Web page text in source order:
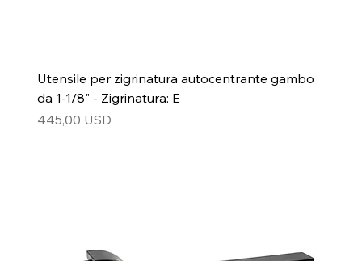
Utensile per zigrinatura autocentrante gambo
da 1-1/8" - Zigrinatura: E
Prezzo
445,00 USD